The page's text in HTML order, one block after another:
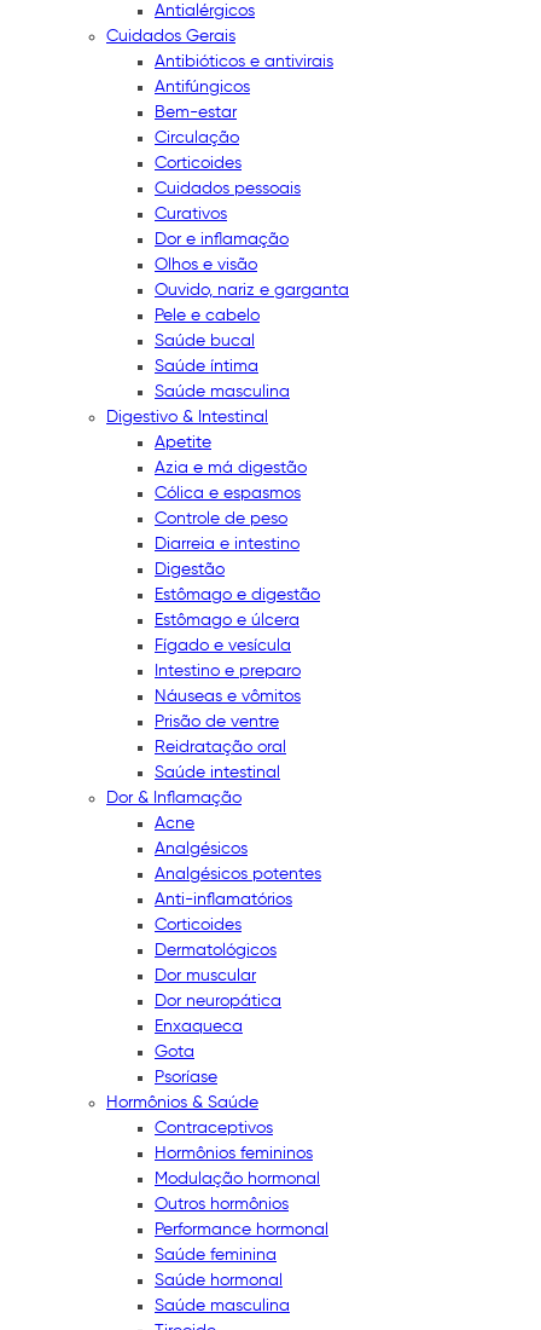
Antialérgicos
Cuidados Gerais
Antibióticos e antivirais
Antifúngicos
Bem-estar
Circulação
Corticoides
Cuidados pessoais
Curativos
Dor e inflamação
Olhos e visão
Ouvido, nariz e garganta
Pele e cabelo
Saúde bucal
Saúde íntima
Saúde masculina
Digestivo & Intestinal
Apetite
Azia e má digestão
Cólica e espasmos
Controle de peso
Diarreia e intestino
Digestão
Estômago e digestão
Estômago e úlcera
Fígado e vesícula
Intestino e preparo
Náuseas e vômitos
Prisão de ventre
Reidratação oral
Saúde intestinal
Dor & Inflamação
Acne
Analgésicos
Analgésicos potentes
Anti-inflamatórios
Corticoides
Dermatológicos
Dor muscular
Dor neuropática
Enxaqueca
Gota
Psoríase
Hormônios & Saúde
Contraceptivos
Hormônios femininos
Modulação hormonal
Outros hormônios
Performance hormonal
Saúde feminina
Saúde hormonal
Saúde masculina